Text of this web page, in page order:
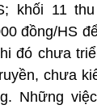
khối 11
đồng/HS
đó chưa
chưa
Những